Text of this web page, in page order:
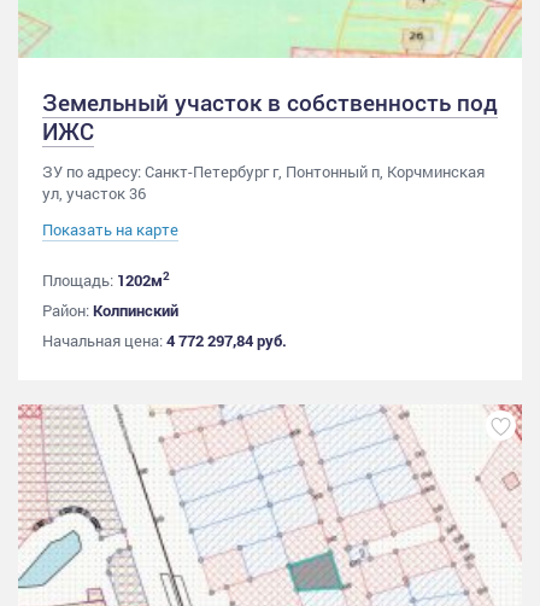
Земельный участок в собственность под
ИЖС
ЗУ по адресу: Санкт-Петербург г, Понтонный п, Корчминская
ул, участок 36
Показать на карте
Площадь: 1202м2
Район:Колпинский
Начальная цена:4 772 297,84 руб.